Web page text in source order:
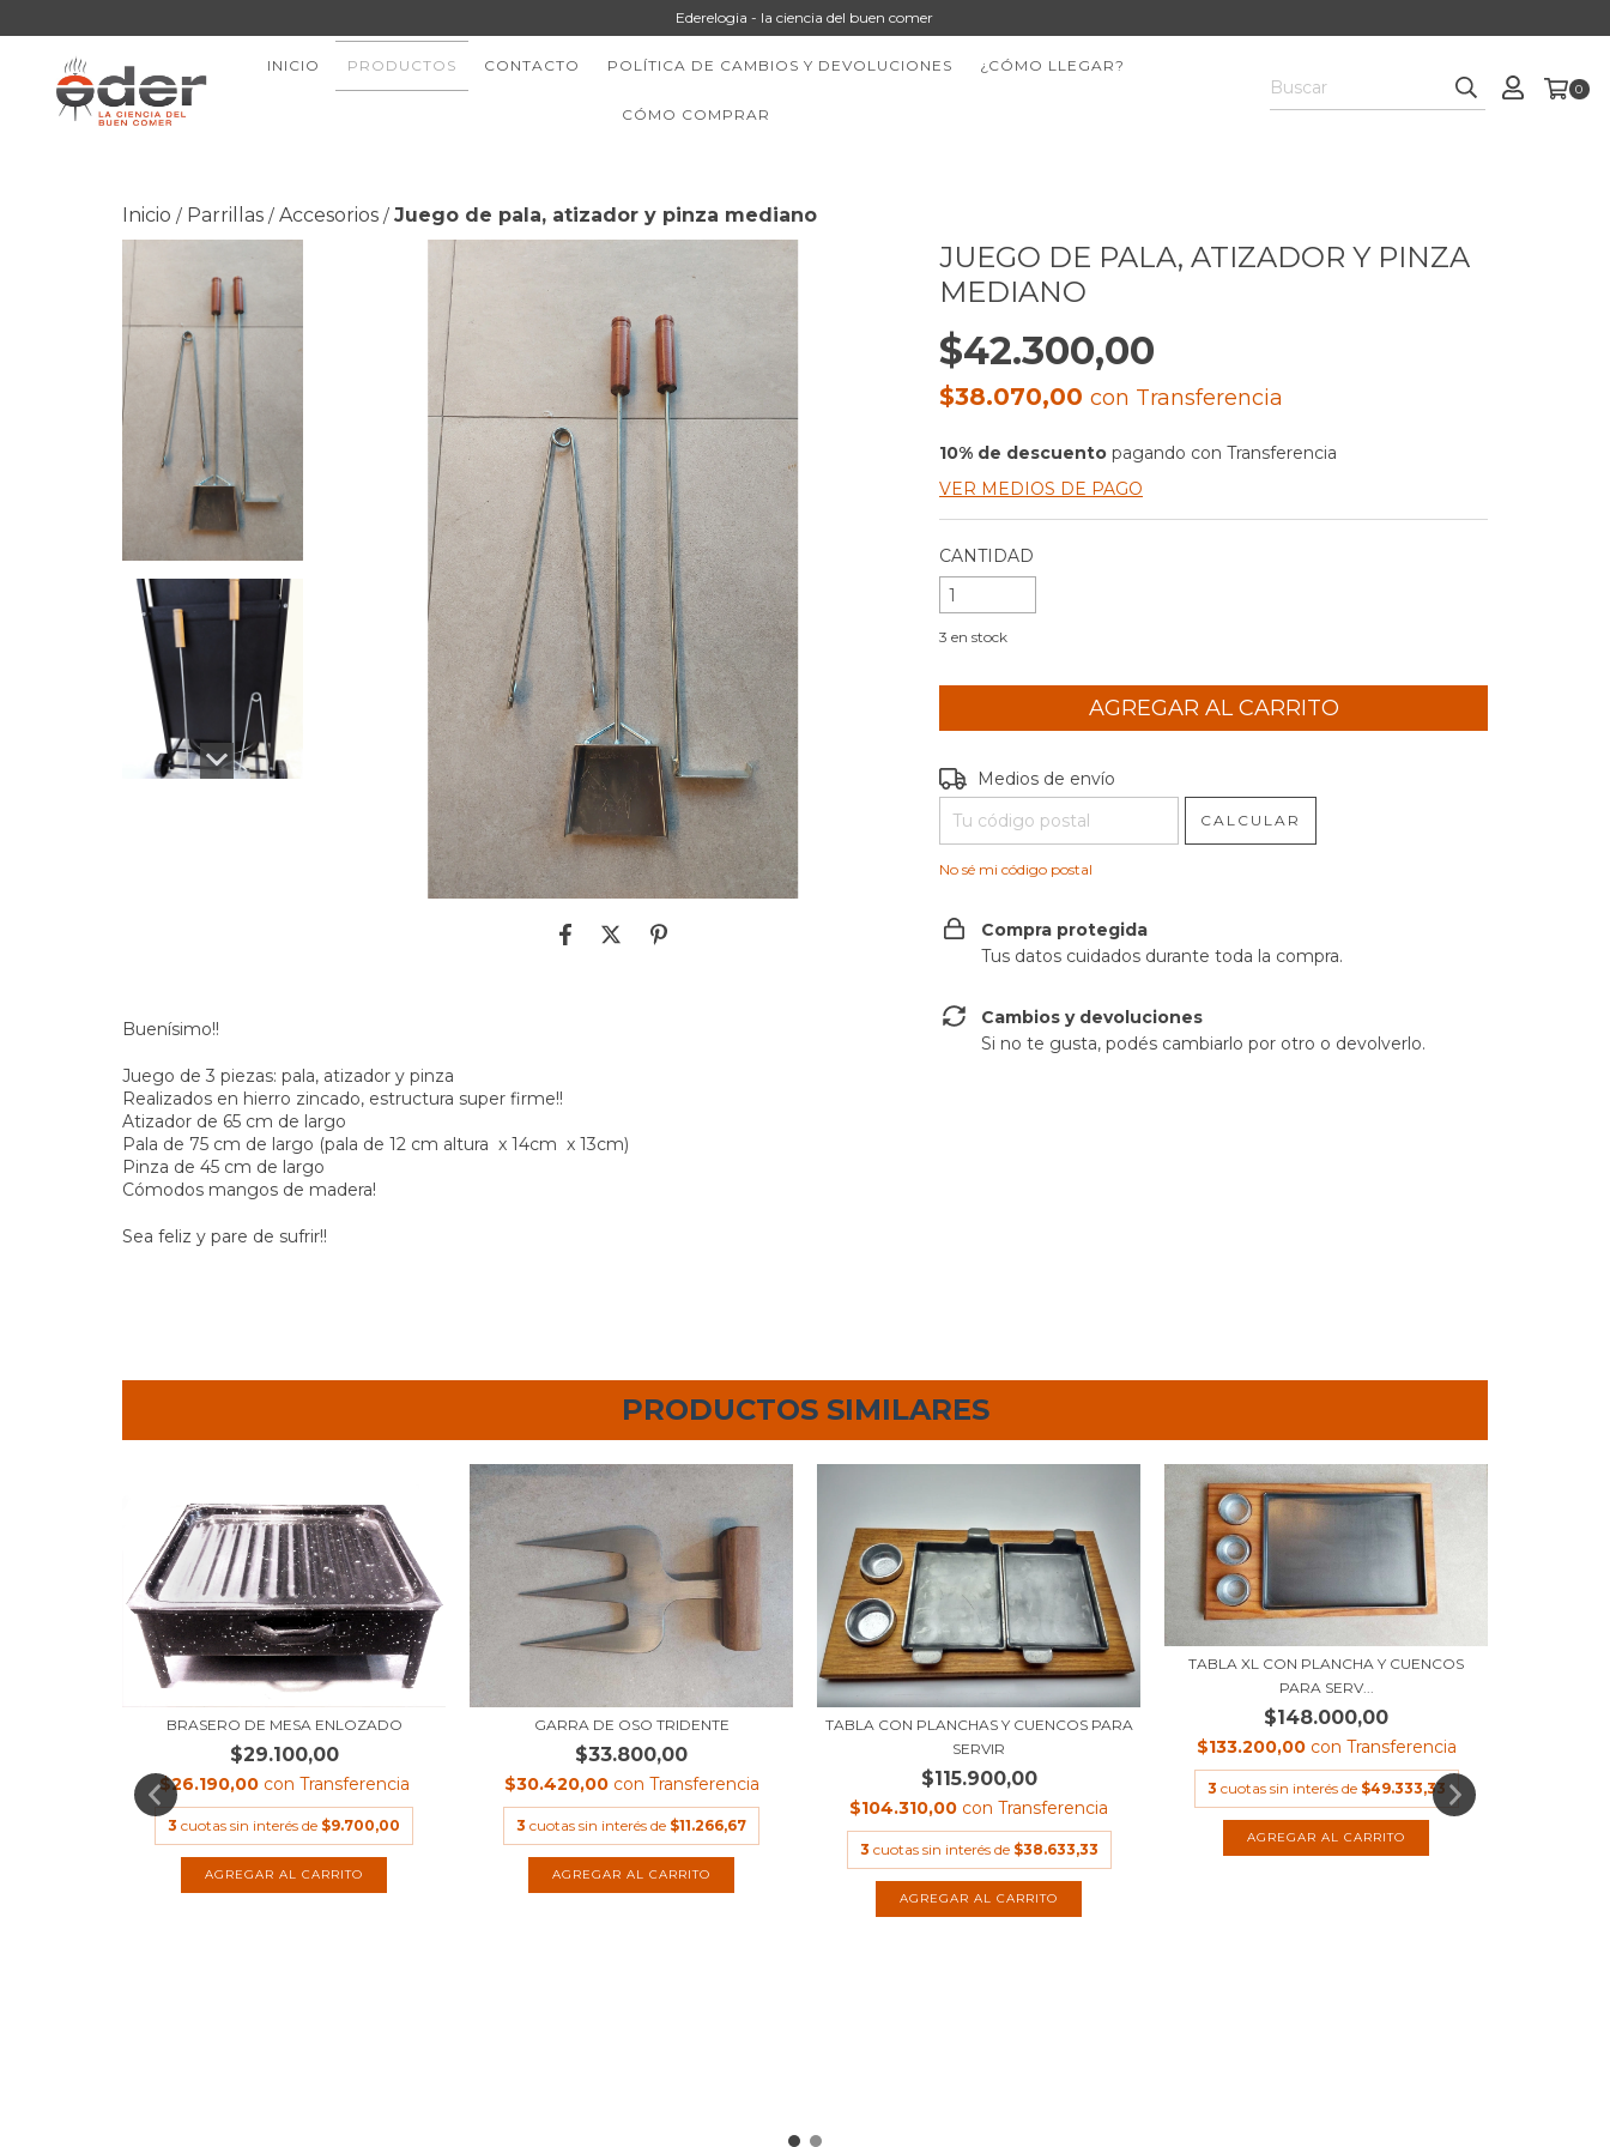
Ederelogia - la ciencia del buen comer
INICIO PRODUCTOS CONTACTO POLÍTICA DE CAMBIOS Y DEVOLUCIONES ¿CÓMO LLEGAR?
CÓMO COMPRAR
0
Inicio / Parrillas / Accesorios / Juego de pala, atizador y pinza mediano
Buenísimo!!
Juego de 3 piezas: pala, atizador y pinza
Realizados en hierro zincado, estructura super firme!!
Atizador de 65 cm de largo
Pala de 75 cm de largo (pala de 12 cm altura x 14cm x 13cm)
Pinza de 45 cm de largo
Cómodos mangos de madera!
Sea feliz y pare de sufrir!!
JUEGO DE PALA, ATIZADOR Y PINZA
MEDIANO
$42.300,00
$38.070,00con Transferencia
10% de descuento pagando con Transferencia
VER MEDIOS DE PAGO
CANTIDAD
3 en stock
Entregas para el CP:
Medios de envío
CALCULAR
No sé mi código postal
Compra protegida
Tus datos cuidados durante toda la compra.
Cambios y devoluciones
Si no te gusta, podés cambiarlo por otro o devolverlo.
PRODUCTOS SIMILARES
BRASERO DE MESA ENLOZADO
$29.100,00
$26.190,00 con Transferencia
3 cuotas sin interés de $9.700,00
GARRA DE OSO TRIDENTE
$33.800,00
$30.420,00 con Transferencia
3 cuotas sin interés de $11.266,67
TABLA CON PLANCHAS Y CUENCOS PARA
SERVIR
$115.900,00
$104.310,00 con Transferencia
3 cuotas sin interés de $38.633,33
TABLA XL CON PLANCHA Y CUENCOS
PARA SERV...
$148.000,00
$133.200,00 con Transferencia
3 cuotas sin interés de $49.333,33